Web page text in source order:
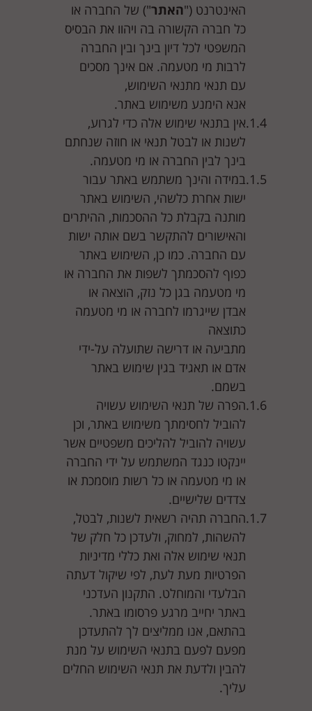
האינטרנט ("האתר") של החברה או
כל חברה הקשורה בה ויהוו את הבסיס
המשפטי לכל דיון בינך ובין החברה
לרבות מי מטעמה. אם אינך מסכים
עם תנאי מתנאי השימוש,
אנא הימנע משימוש באתר.
אין בתנאי שימוש אלה כדי לגרוע,
לשנות או לבטל תנאי או חוזה שנחתם
בינך לבין החברה או מי מטעמה.
במידה והינך משתמש באתר עבור
ישות אחרת כלשהי, השימוש באתר
מותנה בקבלת כל ההסכמות, ההיתרים
והאישורים להתקשר בשם אותה ישות
עם החברה. כמו כן, השימוש באתר
כפוף להסכמתך לשפות את החברה או
מי מטעמה בגן כל נזק, הוצאה או
אבדן שייגרמו לחברה או מי מטעמה
כתוצאה
מתביעה או דרישה שתועלה על-ידי
אדם או תאגיד בגין שימוש באתר
בשמם.
הפרה של תנאי השימוש עשויה
להוביל לחסימתך משימוש באתר, וכן
עשויה להוביל להליכים משפטיים אשר
יינקטו כנגד המשתמש על ידי החברה
או מי מטעמה או כל רשות מוסמכת או
צדדים שלישיים.
החברה תהיה רשאית לשנות, לבטל,
להשהות, למחוק, ולעדכן כל חלק של
תנאי שימוש אלה ואת כללי מדיניות
הפרטיות מעת לעת, לפי שיקול דעתה
הבלעדי והמוחלט. התקנון העדכני
באתר יחייב מרגע פרסומו באתר.
בהתאם, אנו ממליצים לך להתעדכן
מפעם לפעם בתנאי השימוש על מנת
להבין ולדעת את תנאי השימוש החלים
עליך.